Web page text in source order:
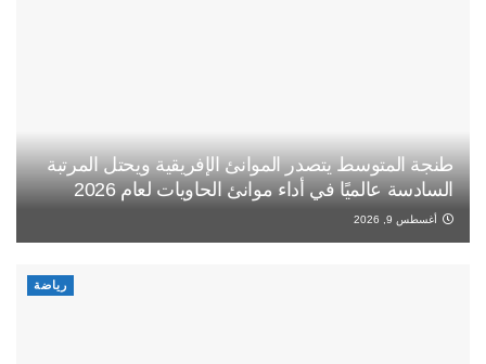
طنجة المتوسط يتصدر الموانئ الإفريقية ويحتل المرتبة
السادسة عالميًا في أداء موانئ الحاويات لعام 2026
أغسطس 9, 2026
رياضة